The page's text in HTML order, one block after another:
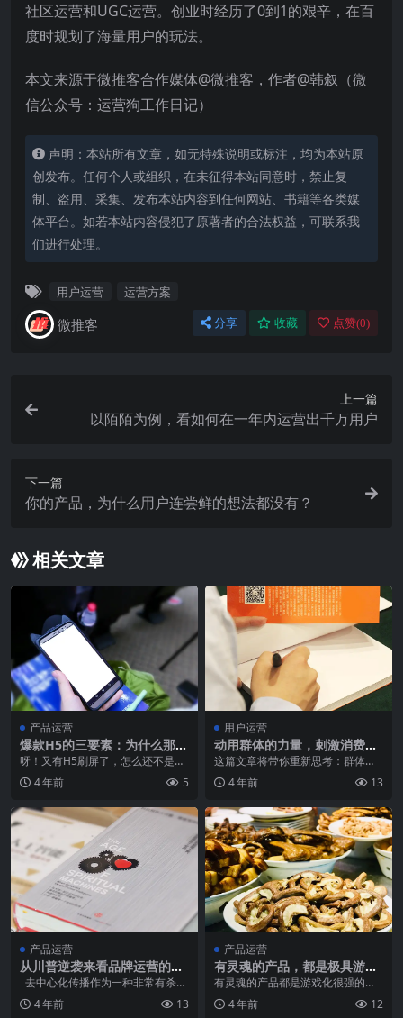
社区运营和UGC运营。创业时经历了0到1的艰辛，在百
度时规划了海量用户的玩法。
本文来源于微推客合作媒体@微推客，作者@韩叙（微
信公众号：运营狗工作日记）
声明：本站所有文章，如无特殊说明或标注，均为本站原
创发布。任何个人或组织，在未征得本站同意时，禁止复
制、盗用、采集、发布本站内容到任何网站、书籍等各类媒
体平台。如若本站内容侵犯了原著者的合法权益，可联系我
们进行处理。
用户运营 运营方案
微推客 分享 收藏 点赞(0)
上一篇
以陌陌为例，看如何在一年内运营出千万用户
下一篇
你的产品，为什么用户连尝鲜的想法都没有？
相关文章
产品运营
爆款H5的三要素：为什么那个
刷屏的H5，不是我的H5？
呀！又有H5刷屏了，怎么还不是我
的H5？3月30日被刷屏的是《此处
故意留白》，现...
4 年前 5
用户运营
动用群体的力量，刺激消费者
的情绪
这篇文章将带你重新思考：群体，
这是营销中很多人忘记使用的一种
力量。而作者提出了一...
4 年前 13
产品运营
从川普逆袭来看品牌运营的套
路：去中心化传播及意识形态
去中心化传播作为一种非常有杀伤
力的屌丝逆袭模式，加上基于意识
形态的...
4 年前 13
产品运营
有灵魂的产品，都是极具游戏
化的产品
有灵魂的产品都是游戏化很强的产
品！ App作为互联网产品的一个典
型代表，从200...
4 年前 12